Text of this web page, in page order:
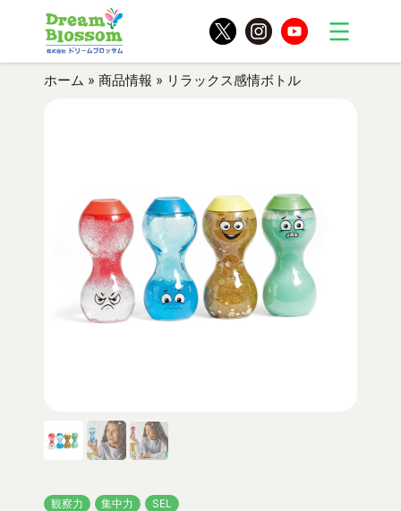
ホーム » 商品情報 » リラックス感情ボトル
観察力 集中力 SEL